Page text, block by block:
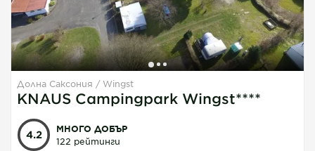
Долна Саксония Wingst
KNAUS Campingpark Wingst****
4.2
МНОГО ДОБЪР
122 рейтинги